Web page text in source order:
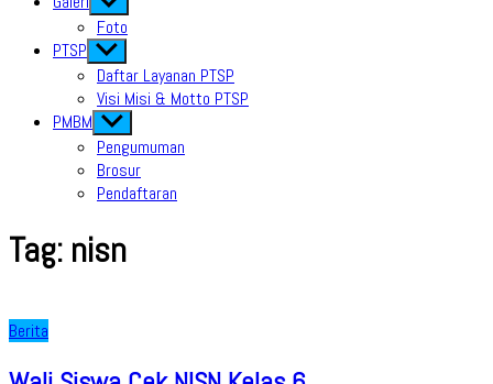
sub
menu
Foto
PTSP Show
sub
menu
Daftar Layanan PTSP
Visi Misi & Motto PTSP
PMBM Show
sub
menu
Pengumuman
Brosur
Pendaftaran
Tag: nisn
Berita